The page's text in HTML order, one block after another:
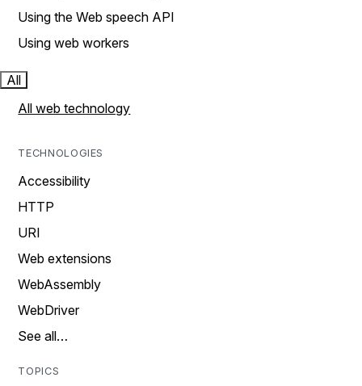
Using the Web speech API
Using web workers
All
All web technology
TECHNOLOGIES
Accessibility
HTTP
URI
Web extensions
WebAssembly
WebDriver
See all…
TOPICS